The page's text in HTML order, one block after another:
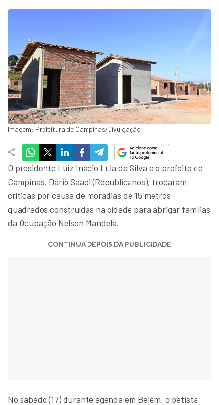
Imagem: Prefeitura de Campinas/Divulgação
O presidente Luiz Inácio Lula da Silva e o prefeito de
Campinas, Dário Saadi (Republicanos), trocaram
críticas por causa de moradias de 15 metros
quadrados construídas na cidade para abrigar famílias
da Ocupação Nelson Mandela.
CONTINUA DEPOIS DA PUBLICIDADE
No sábado (17) durante agenda em Belém, o petista